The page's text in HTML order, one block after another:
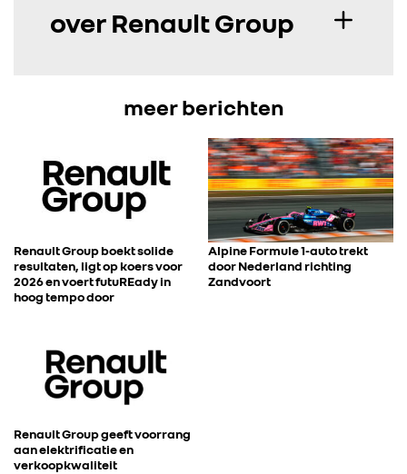
CONTACT
over Renault Group
meer berichten
Renault Group boekt solide
resultaten, ligt op koers voor
2026 en voert futuREady in
hoog tempo door
Alpine Formule 1-auto trekt
door Nederland richting
Zandvoort
Renault Group geeft voorrang
aan elektrificatie en
verkoopkwaliteit